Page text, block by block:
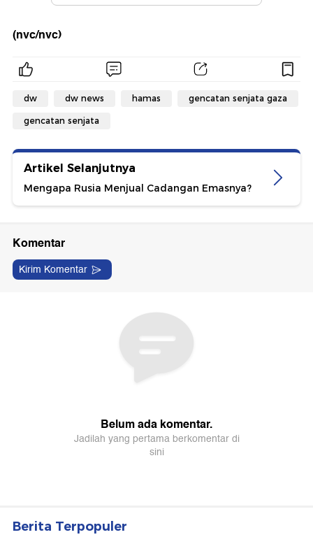
(nvc/nvc)
dw dw news hamas gencatan senjata gaza
gencatan senjata
Artikel Selanjutnya
Mengapa Rusia Menjual Cadangan Emasnya?
Berita Terpopuler